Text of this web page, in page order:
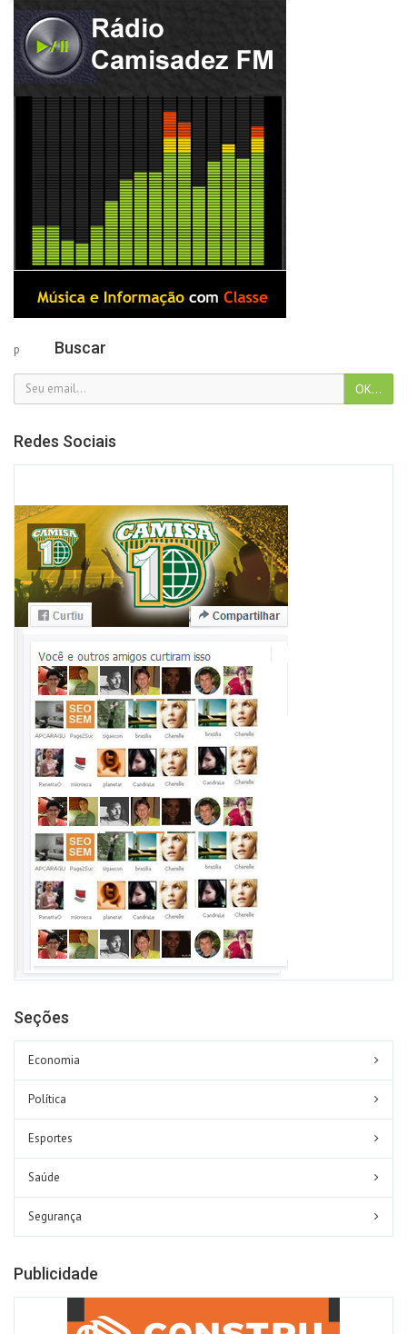
p Buscar
Redes Sociais
Seções
Economia
Política
Esportes
Saúde
Segurança
Publicidade